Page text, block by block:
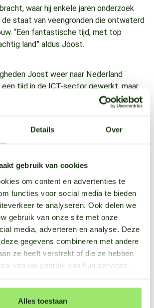
Details Over
gebruik van cookies
om content en advertenties te
functies voor social media te bieden
te analyseren. Ook delen we
gebruik van onze site met onze
media, adverteren en analyse. Deze
gegevens combineren met andere
ze heeft verstrekt of die ze hebben
van uw gebruik van hun services.
Alles toestaan
waar hij enkele jaren onderzoek
staat van veengronden die ontwaterd
“Een fantastische tijd, met top
land” aldus Joost.
Joost weer naar Nederland
tijd in de ICT-sector gewerkt, maar
behoefte om terug te keren naar de
te groot. Joost begon samen met Erno
kracht
zich op app-ontwikkeling te richten, kwam
Hij was eerder al verantwoordelijk
van de populaire app Weeronline.
verrassing dat een man met z’n grote
een onmisbare kracht is
Joost is zijn belangrijkste bijdrage hierbij
op microniveau, data van het gewas te
tijd rond met het idee om een sensor
van IoT (LoraWan, Sigfox en NB-
Ik heb het prototype gemaakt van